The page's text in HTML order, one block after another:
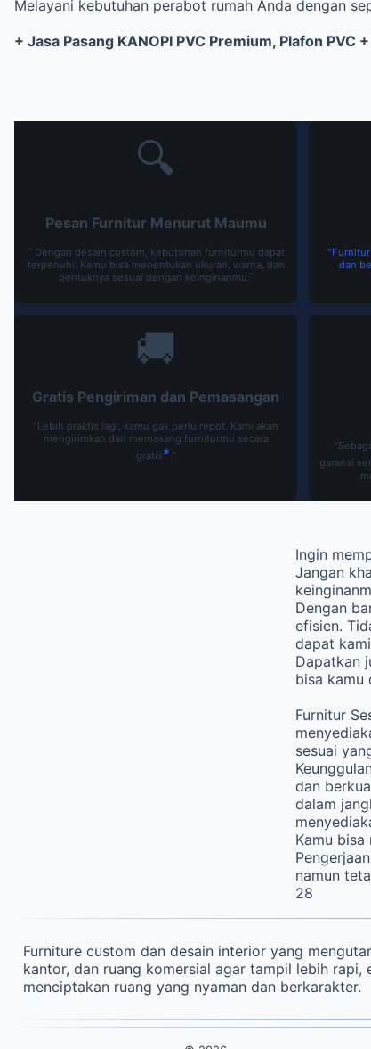
Melayani kebutuhan perabot rumah Anda dengan
+ Jasa Pasang KANOPI PVC Premium, Plafon PVC
🔍
Pesan Furnitur Menurut Maumu
` Dengan desain custom, kebutuhan furniturmu dapat
terpenuhi. Kamu bisa menentukan ukuran, warna, dan
bentuknya sesuai dengan keinginanmu.`
dan
🚚
Gratis Pengiriman dan Pemasangan
"Lebih praktis lagi, kamu gak perlu repot. Kami akan
mengirimkan dan memasang furniturmu secara
gratis* ."
garansi
Ingin
Jangan
Dengan
efisien.
dapat
Dapatkan
bisa kamu
Furnitur
sesuai
dan
dalam
Kamu bisa
namun
28
Furniture custom dan desain interior yang
kantor, dan ruang komersial agar tampil lebih
menciptakan ruang yang nyaman dan berkarakter.